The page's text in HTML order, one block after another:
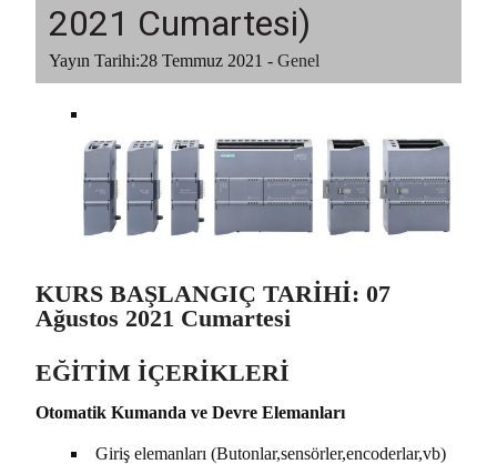
2021 Cumartesi)
Yayın Tarihi:28 Temmuz 2021 - Genel
KURS BAŞLANGIÇ TARİHİ: 07
Ağustos 2021 Cumartesi
EĞİTİM İÇERİKLERİ
Otomatik Kumanda ve Devre Elemanları
Giriş elemanları (Butonlar,sensörler,encoderlar,vb)